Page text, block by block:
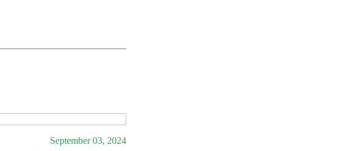
September 03, 2024